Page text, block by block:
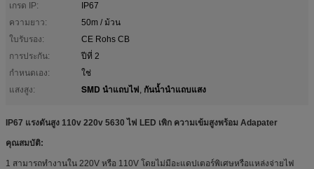
เกรด IP:
IP67
ความยาว:
50m / ม้วน
ใบรับรอง:
CE Rohs CB
การประกัน:
ปีที่ 2
กำหนดเอง:
ใช่
แสงสูง:
SMD นำแถบไฟ, กันน้ำนำแถบแสง
IP67 แรงดันสูง 110v 220v 5630 ไฟ LED เพิก ความเข้มสูงพร้อม Adapater
คุณสมบัติ:
1 สามารถทำงานใน 220V หรือ 110V โดยไม่มีอะแดปเตอร์พิเศษหรือแหล่งจ่ายไฟ